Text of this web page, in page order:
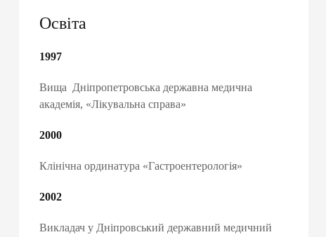
Освіта
1997
Вища Дніпропетровська державна медична
академія, «Лікувальна справа»
2000
Клінічна ординатура «Гастроентерологія»
2002
Викладач у Дніпровський державний медичний
ПІДПИШИ
ЛІКАРЕМ ТА
консультації
електронні